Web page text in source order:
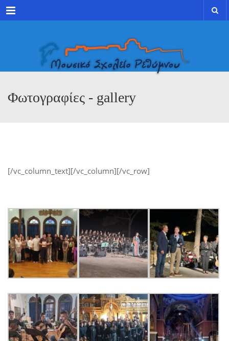
Menu
Φωτογραφίες - gallery
[/vc_column_text][/vc_column][/vc_row]